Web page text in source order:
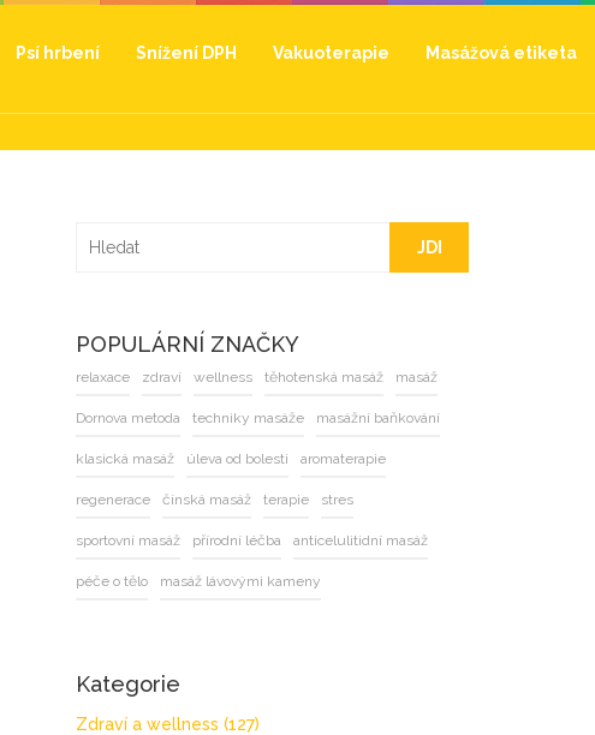
Psí hrbení Snížení DPH Vakuoterapie Masážová etiketa
JDI
POPULÁRNÍ ZNAČKY
relaxace zdraví wellness těhotenská masáž masáž
Dornova metoda techniky masáže masážní baňkování
klasická masáž úleva od bolesti aromaterapie
regenerace čínská masáž terapie stres
sportovní masáž přírodní léčba anticelulitidní masáž
péče o tělo masáž lávovými kameny
Kategorie
Zdraví a wellness (127)